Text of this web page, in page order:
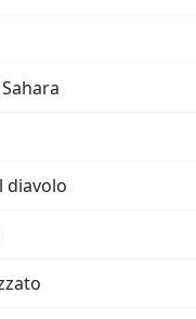
diavolo